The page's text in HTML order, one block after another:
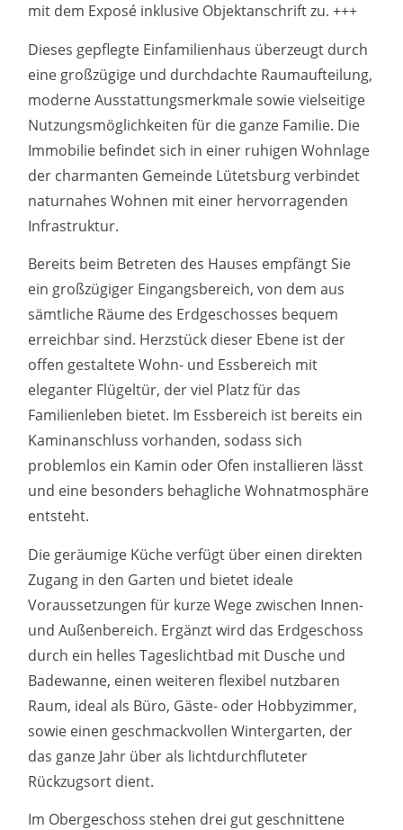
mit dem Exposé inklusive Objektanschrift zu. +++
Dieses gepflegte Einfamilienhaus überzeugt durch
eine großzügige und durchdachte Raumaufteilung,
moderne Ausstattungsmerkmale sowie vielseitige
Nutzungsmöglichkeiten für die ganze Familie. Die
Immobilie befindet sich in einer ruhigen Wohnlage
der charmanten Gemeinde Lütetsburg verbindet
naturnahes Wohnen mit einer hervorragenden
Infrastruktur.
Bereits beim Betreten des Hauses empfängt Sie
ein großzügiger Eingangsbereich, von dem aus
sämtliche Räume des Erdgeschosses bequem
erreichbar sind. Herzstück dieser Ebene ist der
offen gestaltete Wohn- und Essbereich mit
eleganter Flügeltür, der viel Platz für das
Familienleben bietet. Im Essbereich ist bereits ein
Kaminanschluss vorhanden, sodass sich
problemlos ein Kamin oder Ofen installieren lässt
und eine besonders behagliche Wohnatmosphäre
entsteht.
Die geräumige Küche verfügt über einen direkten
Zugang in den Garten und bietet ideale
Voraussetzungen für kurze Wege zwischen Innen-
und Außenbereich. Ergänzt wird das Erdgeschoss
durch ein helles Tageslichtbad mit Dusche und
Badewanne, einen weiteren flexibel nutzbaren
Raum, ideal als Büro, Gäste- oder Hobbyzimmer,
sowie einen geschmackvollen Wintergarten, der
das ganze Jahr über als lichtdurchfluteter
Rückzugsort dient.
Im Obergeschoss stehen drei gut geschnittene